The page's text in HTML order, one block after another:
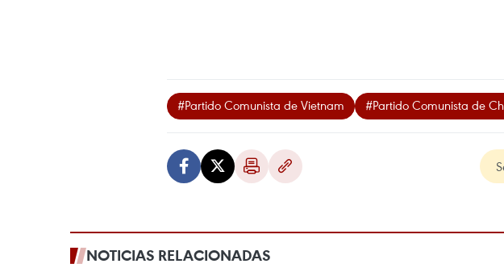
#Partido Comunista de Vietnam #Partido Comunista de
NOTICIAS RELACIONADAS